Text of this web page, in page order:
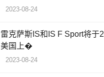
2023-08-24
雷克萨斯IS和IS F Sport将于
美国上�
2023-08-24